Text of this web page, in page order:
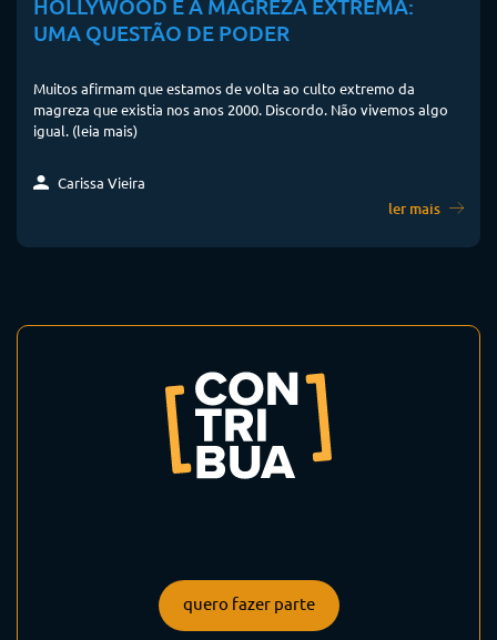
HOLLYWOOD E A MAGREZA EXTREMA:
UMA QUESTÃO DE PODER
Muitos afirmam que estamos de volta ao culto extremo da
magreza que existia nos anos 2000. Discordo. Não vivemos algo
igual. (leia mais)
Carissa Vieira
ler mais
quero fazer parte